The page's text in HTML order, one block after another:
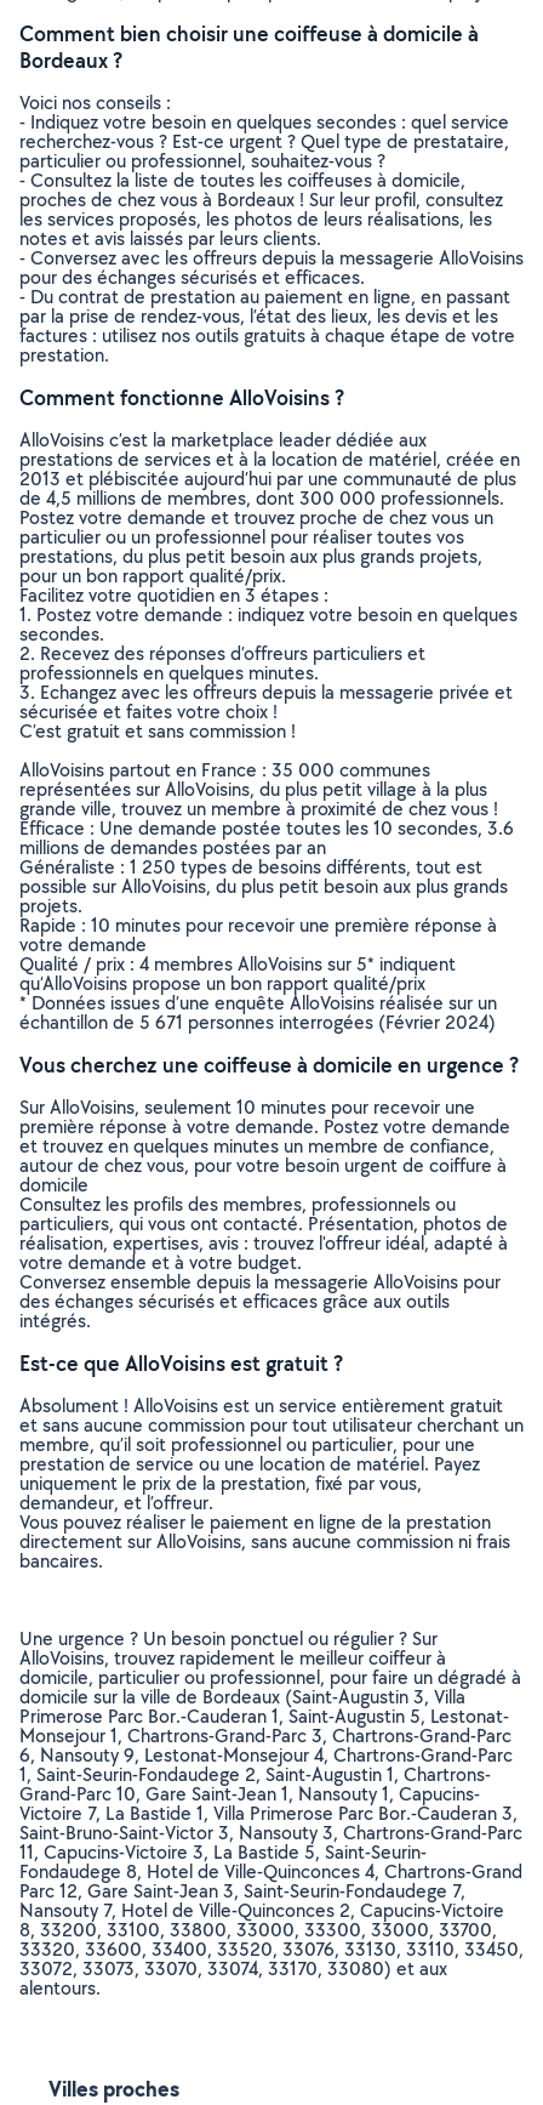
Comment bien choisir une coiffeuse à domicile à
Bordeaux ?
Voici nos conseils :
- Indiquez votre besoin en quelques secondes : quel service
recherchez-vous ? Est-ce urgent ? Quel type de prestataire,
particulier ou professionnel, souhaitez-vous ?
- Consultez la liste de toutes les coiffeuses à domicile,
proches de chez vous à Bordeaux ! Sur leur profil, consultez
les services proposés, les photos de leurs réalisations, les
notes et avis laissés par leurs clients.
- Conversez avec les offreurs depuis la messagerie AlloVoisins
pour des échanges sécurisés et efficaces.
- Du contrat de prestation au paiement en ligne, en passant
par la prise de rendez-vous, l’état des lieux, les devis et les
factures : utilisez nos outils gratuits à chaque étape de votre
prestation.
Comment fonctionne AlloVoisins ?
AlloVoisins c’est la marketplace leader dédiée aux
prestations de services et à la location de matériel, créée en
2013 et plébiscitée aujourd’hui par une communauté de plus
de 4,5 millions de membres, dont 300 000 professionnels.
Postez votre demande et trouvez proche de chez vous un
particulier ou un professionnel pour réaliser toutes vos
prestations, du plus petit besoin aux plus grands projets,
pour un bon rapport qualité/prix.
Facilitez votre quotidien en 3 étapes :
1. Postez votre demande : indiquez votre besoin en quelques
secondes.
2. Recevez des réponses d’offreurs particuliers et
professionnels en quelques minutes.
3. Echangez avec les offreurs depuis la messagerie privée et
sécurisée et faites votre choix !
C’est gratuit et sans commission !
AlloVoisins partout en France : 35 000 communes
représentées sur AlloVoisins, du plus petit village à la plus
grande ville, trouvez un membre à proximité de chez vous !
Efficace : Une demande postée toutes les 10 secondes, 3.6
millions de demandes postées par an
Généraliste : 1 250 types de besoins différents, tout est
possible sur AlloVoisins, du plus petit besoin aux plus grands
projets.
Rapide : 10 minutes pour recevoir une première réponse à
votre demande
Qualité / prix : 4 membres AlloVoisins sur 5* indiquent
qu’AlloVoisins propose un bon rapport qualité/prix
* Données issues d’une enquête AlloVoisins réalisée sur un
échantillon de 5 671 personnes interrogées (Février 2024)
Vous cherchez une coiffeuse à domicile en urgence ?
Sur AlloVoisins, seulement 10 minutes pour recevoir une
première réponse à votre demande. Postez votre demande
et trouvez en quelques minutes un membre de confiance,
autour de chez vous, pour votre besoin urgent de coiffure à
domicile
Consultez les profils des membres, professionnels ou
particuliers, qui vous ont contacté. Présentation, photos de
réalisation, expertises, avis : trouvez l'offreur idéal, adapté à
votre demande et à votre budget.
Conversez ensemble depuis la messagerie AlloVoisins pour
des échanges sécurisés et efficaces grâce aux outils
intégrés.
Est-ce que AlloVoisins est gratuit ?
Absolument ! AlloVoisins est un service entièrement gratuit
et sans aucune commission pour tout utilisateur cherchant un
membre, qu’il soit professionnel ou particulier, pour une
prestation de service ou une location de matériel. Payez
uniquement le prix de la prestation, fixé par vous,
demandeur, et l’offreur.
Vous pouvez réaliser le paiement en ligne de la prestation
directement sur AlloVoisins, sans aucune commission ni frais
bancaires.
Une urgence ? Un besoin ponctuel ou régulier ? Sur
AlloVoisins, trouvez rapidement le meilleur coiffeur à
domicile, particulier ou professionnel, pour faire un dégradé à
domicile sur la ville de Bordeaux (Saint-Augustin 3, Villa
Primerose Parc Bor.-Cauderan 1, Saint-Augustin 5, Lestonat-
Monsejour 1, Chartrons-Grand-Parc 3, Chartrons-Grand-Parc
6, Nansouty 9, Lestonat-Monsejour 4, Chartrons-Grand-Parc
1, Saint-Seurin-Fondaudege 2, Saint-Augustin 1, Chartrons-
Grand-Parc 10, Gare Saint-Jean 1, Nansouty 1, Capucins-
Victoire 7, La Bastide 1, Villa Primerose Parc Bor.-Cauderan 3,
Saint-Bruno-Saint-Victor 3, Nansouty 3, Chartrons-Grand-Parc
11, Capucins-Victoire 3, La Bastide 5, Saint-Seurin-
Fondaudege 8, Hotel de Ville-Quinconces 4, Chartrons-Grand
Parc 12, Gare Saint-Jean 3, Saint-Seurin-Fondaudege 7,
Nansouty 7, Hotel de Ville-Quinconces 2, Capucins-Victoire
8, 33200, 33100, 33800, 33000, 33300, 33000, 33700,
33320, 33600, 33400, 33520, 33076, 33130, 33110, 33450,
33072, 33073, 33070, 33074, 33170, 33080) et aux
alentours.
Villes proches